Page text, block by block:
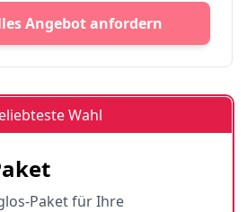
Angebot anfordern
Wahl
Paket für Ihre